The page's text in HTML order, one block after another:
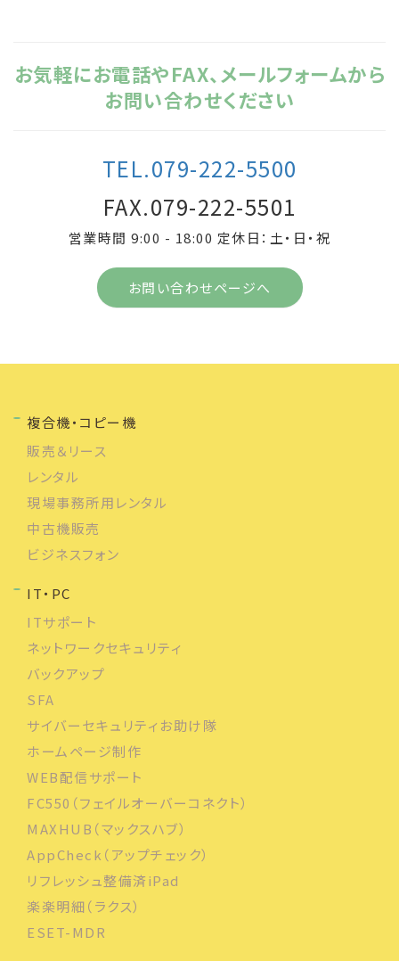
お気軽にお電話やFAX、メールフォームから
お問い合わせください
TEL.079-222-5500
FAX.079-222-5501
営業時間 9:00 - 18:00 定休日：土・日・祝
お問い合わせページへ
複合機・コピー機
販売＆リース
レンタル
現場事務所用レンタル
中古機販売
ビジネスフォン
IT・PC
ITサポート
ネットワークセキュリティ
バックアップ
SFA
サイバーセキュリティお助け隊
ホームページ制作
WEB配信サポート
FC550（フェイルオーバーコネクト）
MAXHUB（マックスハブ）
AppCheck（アップチェック）
リフレッシュ整備済iPad
楽楽明細（ラクス）
ESET-MDR